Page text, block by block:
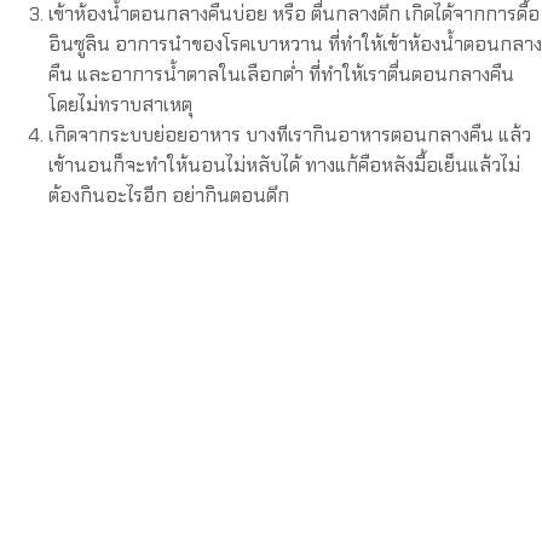
เข้าห้องน้ำตอนกลางคืนบ่อย หรือ ตื่นกลางดึก เกิดได้จากการดื้อ
อินซูลิน อาการนำของโรคเบาหวาน ที่ทำให้เข้าห้องน้ำตอนกลาง
คืน และอาการน้ำตาลในเลือกต่ำ ที่ทำให้เราตื่นตอนกลางคืน
โดยไม่ทราบสาเหตุ
เกิดจากระบบย่อยอาหาร บางทีเรากินอาหารตอนกลางคืน แล้ว
เข้านอนก็จะทำให้นอนไม่หลับได้ ทางแก้คือหลังมื้อเย็นแล้วไม่
ต้องกินอะไรอีก อย่ากินตอนดึก